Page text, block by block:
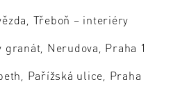
Třeboň – interiéry
granát, Nerudova, Praha 1
Pařížská ulice, Praha